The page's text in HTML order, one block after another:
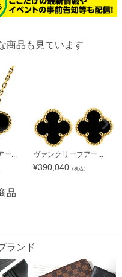
商品も見ています
ー... ヴァンクリーフアー...
¥390,040 （税込）
品
ランド